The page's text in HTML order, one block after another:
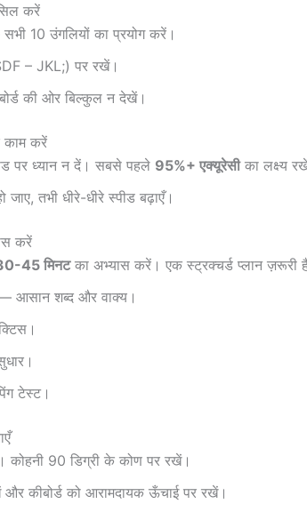
करें
10 उंगलियों का प्रयोग करें।
– JKL;) पर रखें।
की ओर बिल्कुल न देखें।
काम करें
पर ध्यान न दें। सबसे पहले 95%+ एक्यूरेसीका लक्ष्य
जाए, तभी धीरे-धीरे स्पीड बढ़ाएँ।
करें
45 मिनटका अभ्यास करें। एक स्ट्रक्चर्ड प्लान ज़रूरी
— आसान शब्द और वाक्य।
टेस्ट।
कोहनी 90 डिग्री के कोण पर रखें।
कीबोर्ड को आरामदायक ऊँचाई पर रखें।